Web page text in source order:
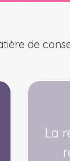
de
La